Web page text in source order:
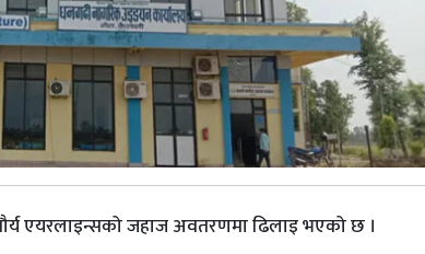
एयरलाइन्सको जहाज अवतरणमा ढिलाइ भएको छ ।